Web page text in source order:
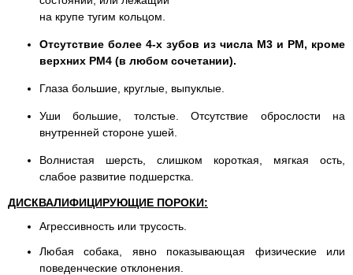
на крупе тугим кольцом.
Отсутствие более 4-х зубов из числа М3 и РМ, кроме
верхних PM4 (в любом сочетании).
Глаза большие, круглые, выпуклые.
Уши большие, толстые. Отсутствие оброслости на
внутренней стороне ушей.
Волнистая шерсть, слишком короткая, мягкая ость,
слабое развитие подшерстка.
ДИСКВАЛИФИЦИРУЮЩИЕ ПОРОКИ:
Агрессивность или трусость.
Любая собака, явно показывающая физические или
поведенческие отклонения.